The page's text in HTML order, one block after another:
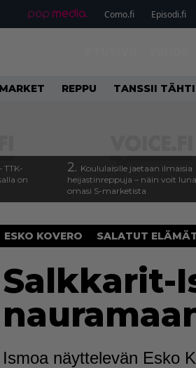
Como.fi Episodi.fi
REPPU TANSSII
TTK-
on
2. Koululaisille jaetaan ilmaisia
heijastinreppuja – näin voit
omasi S-marketista
ESKO KOVERO SALATUT
Salkkarit-
Ismoa näyttelevän Esko